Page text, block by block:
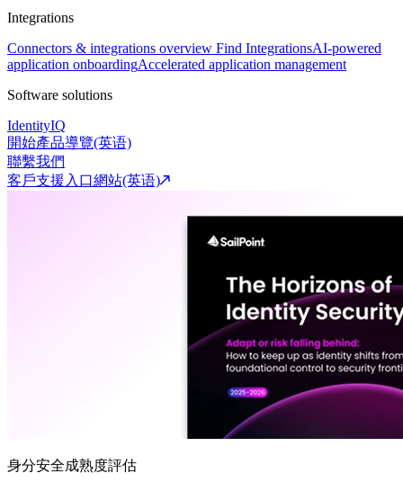
Integrations
Connectors & integrations overview Find IntegrationsAI-powered
application onboardingAccelerated application management
Software solutions
IdentityIQ
開始產品導覽(英语)
聯繫我們
客戶支援入口網站(英语)
身分安全成熟度評估